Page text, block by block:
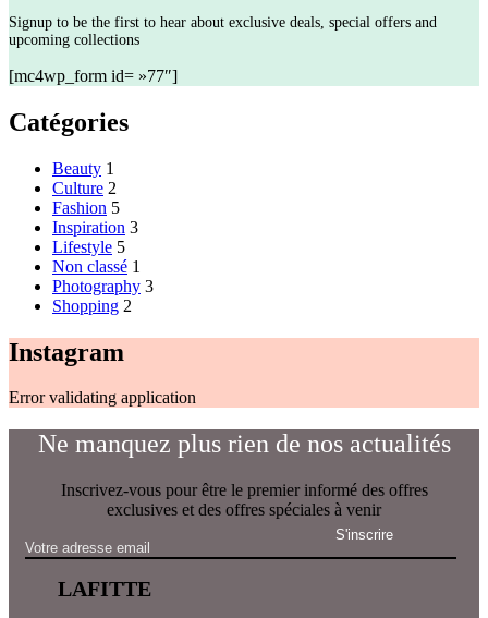
Signup to be the first to hear about exclusive deals, special offers and
upcoming collections
[mc4wp_form id= »77″]
Catégories
Beauty 1
Culture 2
Fashion 5
Inspiration 3
Lifestyle 5
Non classé 1
Photography 3
Shopping 2
Instagram
Error validating application
Ne manquez plus rien de nos actualités
Inscrivez-vous pour être le premier informé des offres
exclusives et des offres spéciales à venir
LAFITTE